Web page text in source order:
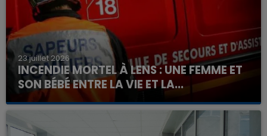
23 juillet 2026
INCENDIE MORTEL À LENS : UNE FEMME ET
SON BÉBÉ ENTRE LA VIE ET LA...
Un homme s'est immolé par le feu après avoir
aspergé sa compagne et leur bébé de trois mois
d'un liquide inflammable.